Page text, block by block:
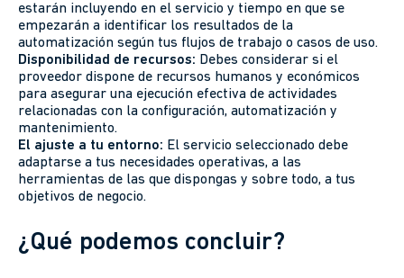
estarán incluyendo en el servicio y tiempo en que se
empezarán a identificar los resultados de la
automatización según tus flujos de trabajo o casos de uso.
Disponibilidad de recursos: Debes considerar si el
proveedor dispone de recursos humanos y económicos
para asegurar una ejecución efectiva de actividades
relacionadas con la configuración, automatización y
mantenimiento.
El ajuste a tu entorno: El servicio seleccionado debe
adaptarse a tus necesidades operativas, a las
herramientas de las que dispongas y sobre todo, a tus
objetivos de negocio.
¿Qué podemos concluir?